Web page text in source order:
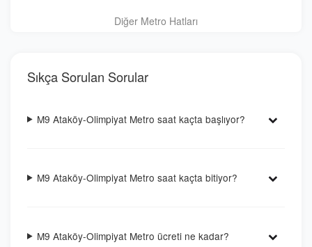
Diğer Metro Hatları
Sıkça Sorulan Sorular
M9 Ataköy-Olimpiyat Metro saat kaçta başlıyor?
M9 Ataköy-Olimpiyat Metro saat kaçta bitiyor?
M9 Ataköy-Olimpiyat Metro ücreti ne kadar?